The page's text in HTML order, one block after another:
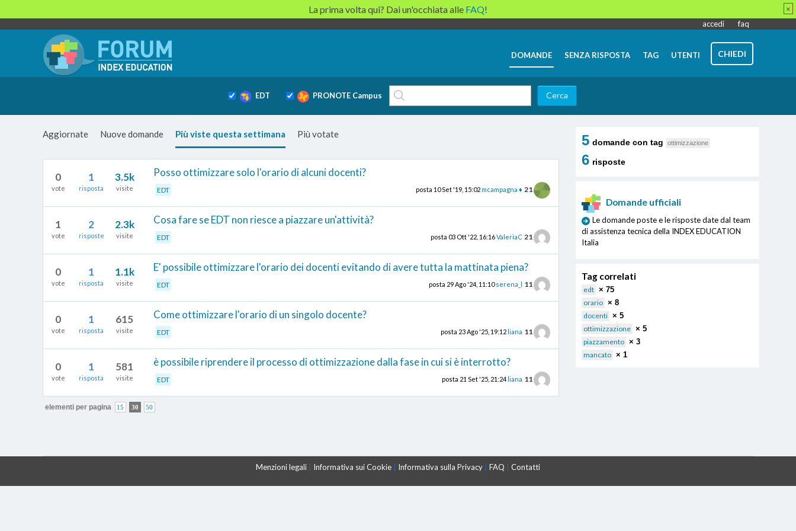
accedi faq
DOMANDE SENZA RISPOSTA TAG UTENTI CHIEDI
EDT PRONOTE Campus
Aggiornate Nuove domande Più viste questa settimana Più votate
0
vote
1
risposta
3.5k
visite
Posso ottimizzare solo l'orario di alcuni docenti?
EDT posta 10 Set '19, 15:02mcampagna ♦ 21
1
vote
2
risposte
2.3k
visite
Cosa fare se EDT non riesce a piazzare un'attività?
EDT posta 03 Ott '22, 16:16ValeriaC 21
0
vote
1
risposta
1.1k
visite
E' possibile ottimizzare l'orario dei docenti evitando di avere tutta la mattinata piena?
EDT posta 29 Ago '24, 11:10serena_l 11
0
vote
1
risposta
615
visite
Come ottimizzare l'orario di un singolo docente?
EDT posta 23 Ago '25, 19:12 liana 11
0
vote
1
risposta
581
visite
è possibile riprendere il processo di ottimizzazione dalla fase in cui si è interrotto?
EDT posta 21 Set '25, 21:24 liana 11
5 domande con tag ottimizzazione
6 risposte
Domande ufficiali
Le domande poste e le risposte date dal team
di assistenza tecnica della INDEX EDUCATION
Italia
Tag correlati
edt × 75
orario × 8
docenti × 5
ottimizzazione × 5
piazzamento × 3
mancato × 1
elementi per pagina 15 30 50
Menzioni legali Informativa sui Cookie Informativa sulla Privacy FAQ Contatti
La prima volta qui? Dai un'occhiata alle FAQ! ×